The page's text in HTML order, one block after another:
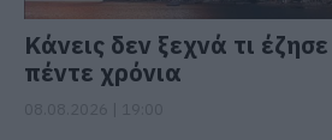
Κάνεις δεν ξεχνά τι
πέντε χρόνια